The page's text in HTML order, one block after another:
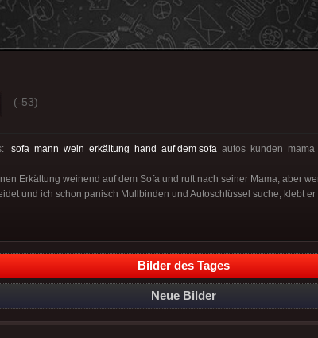
(-53)
sofa mann wein erkältung hand auf dem sofa autos kunden
Erkältung weinend auf dem Sofa und ruft nach seiner Mama, aber
und ich schon panisch Mullbinden und Autoschlüssel suche, klebt
Bilder des Tages
Neue Bilder